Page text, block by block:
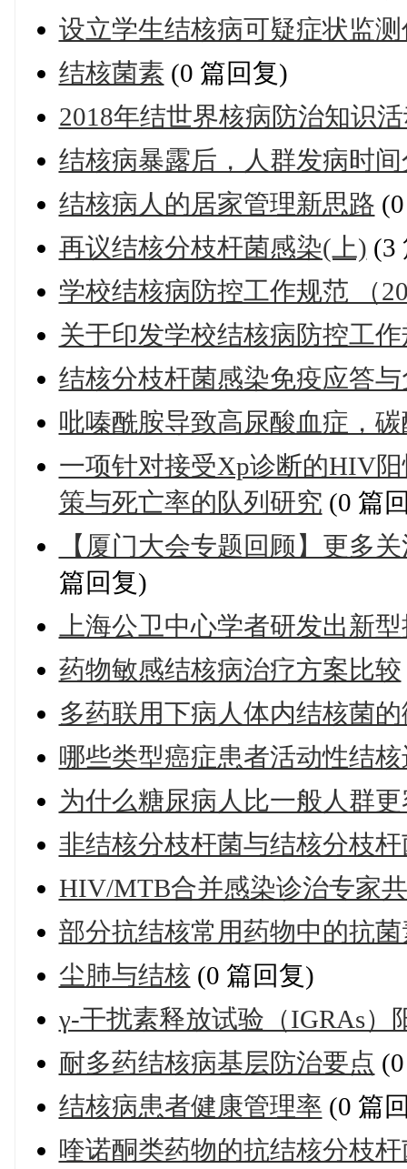
设立学生结核病可疑症状监
结核菌素 (0 篇回复)
2018年结世界核病防治知识
结核病暴露后，人群发病时
结核病人的居家管理新思路
再议结核分枝杆菌感染(上) (3
学校结核病防控工作规范 （
关于印发学校结核病防控工
结核分枝杆菌感染免疫应答
吡嗪酰胺导致高尿酸血症，
一项针对接受Xp诊断的HIV
策与死亡率的队列研究 (0 篇
【厦门大会专题回顾】更多
篇回复)
上海公卫中心学者研发出新
药物敏感结核病治疗方案比较
多药联用下病人体内结核菌
哪些类型癌症患者活动性结
为什么糖尿病人比一般人群
非结核分枝杆菌与结核分枝
HIV/MTB合并感染诊治专家
部分抗结核常用药物中的抗
尘肺与结核 (0 篇回复)
γ-干扰素释放试验（IGRAs）
耐多药结核病基层防治要点
结核病患者健康管理率 (0 篇
喹诺酮类药物的抗结核分枝